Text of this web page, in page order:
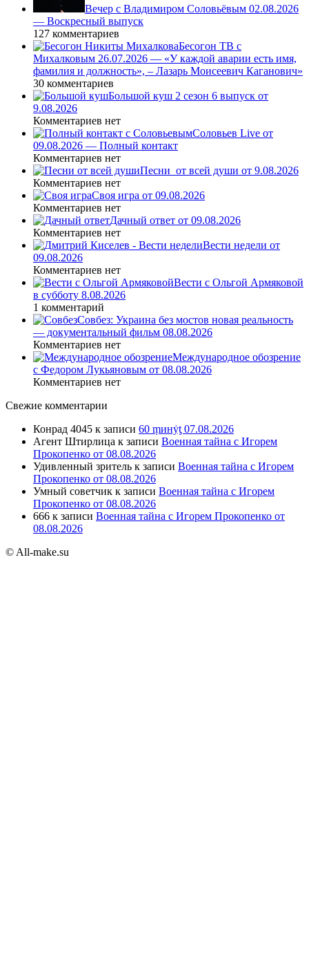
Вечер с Владимиром Соловьёвым 02.08.2026
— Воскресный выпуск
127 комментариев
Бесогон ТВ с
Михалковым 26.07.2026 — «У каждой аварии есть имя,
фамилия и должность», – Лазарь Моисеевич Каганович»
30 комментариев
Большой куш 2 сезон 6 выпуск от
9.08.2026
Комментариев нет
Соловьев Live от
09.08.2026 — Полный контакт
Комментариев нет
Песни_от всей души от 9.08.2026
Комментариев нет
Своя игра от 09.08.2026
Комментариев нет
Дачный ответ от 09.08.2026
Комментариев нет
Вести недели от
09.08.2026
Комментариев нет
Вести с Ольгой Армяковой
в субботу 8.08.2026
1 комментарий
Совбез: Украина без мостов новая реальность
— документальный фильм 08.08.2026
Комментариев нет
Международное обозрение
с Федором Лукьяновым от 08.08.2026
Комментариев нет
Свежие комментарии
Конрад 4045 к записи 60 ṃинẏƫ 07.08.2026
Агент Штирлица к записи Военная тайна с Игорем
Прокопенко от 08.08.2026
Удивленный зритель к записи Военная тайна с Игорем
Прокопенко от 08.08.2026
Умный советчик к записи Военная тайна с Игорем
Прокопенко от 08.08.2026
666 к записи Военная тайна с Игорем Прокопенко от
08.08.2026
© All-make.su